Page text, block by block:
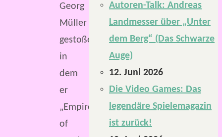
Georg
Müller
gestoßen,
in
dem
er
„Empires
of
Autoren-Talk: Andreas
Landmesser über „Unter
dem Berg“ (Das Schwarze
Auge)
12. Juni 2026
Die Video Games: Das
legendäre Spielemagazin
ist zurück!